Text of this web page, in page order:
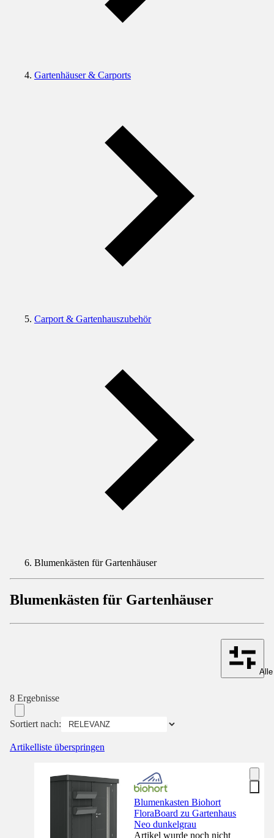
Gartenhäuser & Carports
Carport & Gartenhauszubehör
Blumenkästen für Gartenhäuser
Blumenkästen für Gartenhäuser
8 Ergebnisse
Sortiert nach:
Artikelliste überspringen
Blumenkasten Biohort
FloraBoard zu Gartenhaus
Neo dunkelgrau
Artikel wurde noch nicht